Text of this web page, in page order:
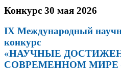
Конкурс 30 мая 2026
IX Международный
конкурс
«НАУЧНЫЕ
СОВРЕМЕННОМ МИРЕ